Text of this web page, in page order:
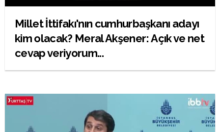
Millet İttifakı'nın cumhurbaşkanı adayı
kim olacak? Meral Akşener: Açık ve net
cevap veriyorum...